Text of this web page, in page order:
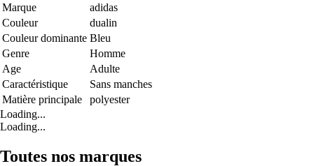
Marque
adidas
Couleur
dualin
Couleur dominante Bleu
Genre
Homme
Age
Adulte
Caractéristique
Sans manches
Matière principale
polyester
Loading...
Loading...
Toutes nos marques